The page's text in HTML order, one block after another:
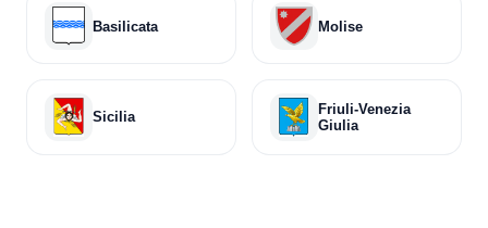
Basilicata Molise
Sicilia
Friuli-Venezia
Giulia